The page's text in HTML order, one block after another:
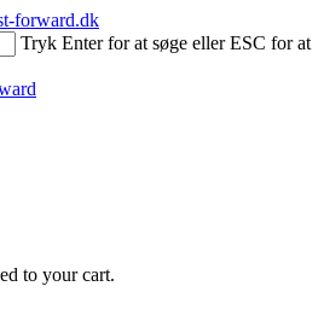
forward.dk
Tryk Enter for at søge eller ESC for at
to your cart.